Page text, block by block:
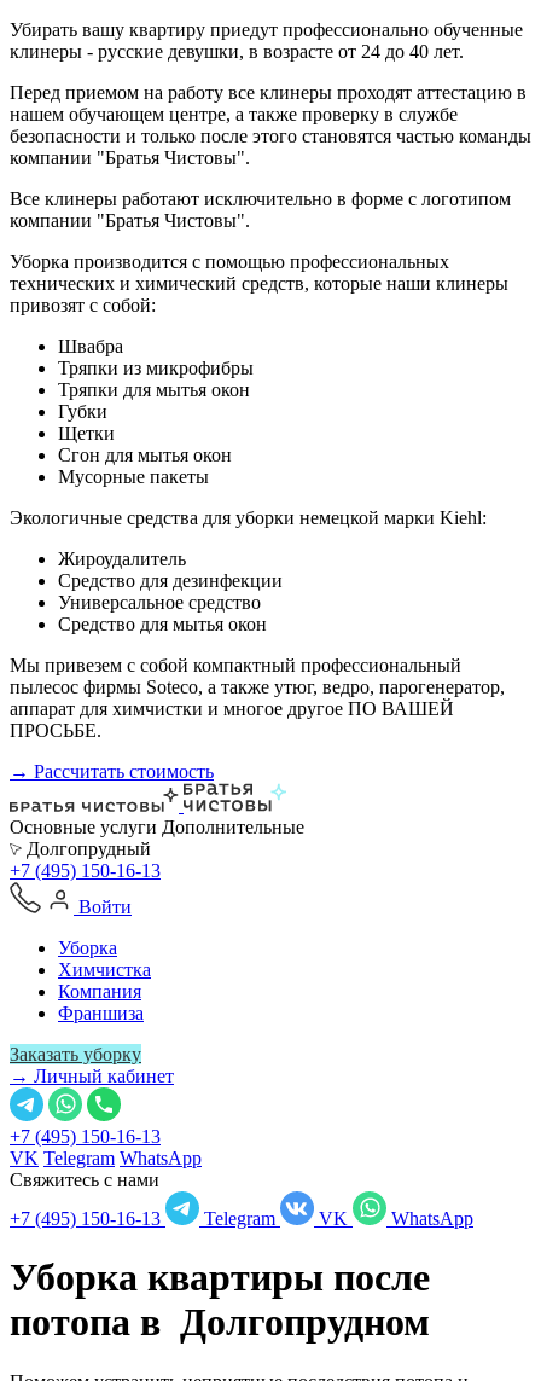
Убирать вашу квартиру приедут профессионально обученные
клинеры - русские девушки, в возрасте от 24 до 40 лет.
Перед приемом на работу все клинеры проходят аттестацию в
нашем обучающем центре, а также проверку в службе
безопасности и только после этого становятся частью команды
компании "Братья Чистовы".
Все клинеры работают исключительно в форме с логотипом
компании "Братья Чистовы".
Уборка производится с помощью профессиональных
технических и химический средств, которые наши клинеры
привозят с собой:
Швабра
Тряпки из микрофибры
Тряпки для мытья окон
Губки
Щетки
Сгон для мытья окон
Мусорные пакеты
Экологичные средства для уборки немецкой марки Kiehl:
Жироудалитель
Средство для дезинфекции
Универсальное средство
Средство для мытья окон
Мы привезем с собой компактный профессиональный
пылесос фирмы Soteco, а также утюг, ведро, парогенератор,
аппарат для химчистки и многое другое ПО ВАШЕЙ
ПРОСЬБЕ.
→ Рассчитать стоимость
Основные услуги Дополнительные
Долгопрудный
+7 (495) 150-16-13
Войти
Уборка
Химчистка
Компания
Франшиза
Заказать уборку
→ Личный кабинет
+7 (495) 150-16-13
VK Telegram WhatsApp
Свяжитесь с нами
+7 (495) 150-16-13
Telegram VK WhatsApp
Уборка квартиры после
потопа в Долгопрудном